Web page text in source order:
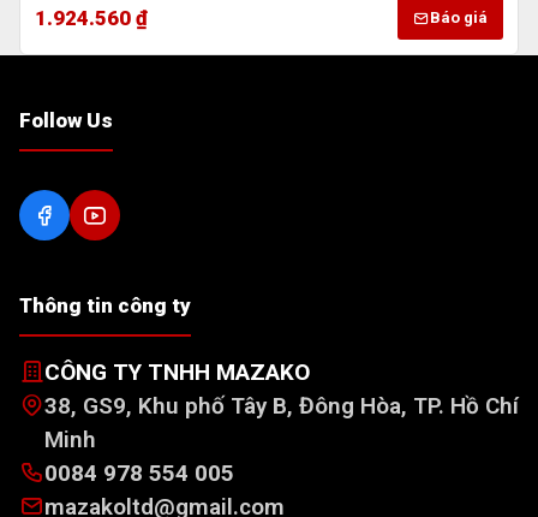
1.924.560 ₫ Báo giá
Follow Us
Thông tin công ty
CÔNG TY TNHH MAZAKO
38, GS9, Khu phố Tây B, Đông Hòa, TP. Hồ Chí
Minh
0084 978 554 005
mazakoltd@gmail.com